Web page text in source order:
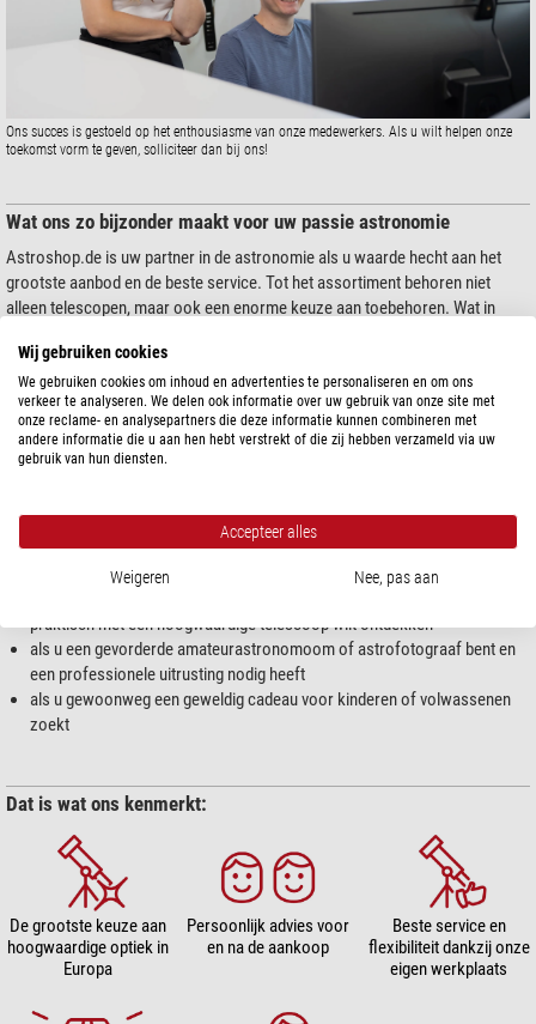
Ons succes is gestoeld op het enthousiasme van onze medewerkers. Als u wilt helpen onze
toekomst vorm te geven, solliciteer dan bij ons!
Wat ons zo bijzonder maakt voor uw passie astronomie
Astroshop.de is uw partner in de astronomie als u waarde hecht aan het
grootste aanbod en de beste service. Tot het assortiment behoren niet
alleen telescopen, maar ook een enorme keuze aan toebehoren. Wat in
Ben Schwarz is nu de grootste dealer van telescopen in Europa, met meer
dan 120 medewerkers en vestigingen en showrooms in acht landen.
Astroshop.be is perfect:
verrekijker voor u het meest geschikt is
als u een groot natuurliefhebber bent en het universum eindelijk met
eigen ogen wilt beleven
praktisch met een hoogwaardige telescoop wilt ontdekken
als u een gevorderde amateurastronomoom of astrofotograaf bent en
een professionele uitrusting nodig heeft
als u gewoonweg een geweldig cadeau voor kinderen of volwassenen
zoekt
Dat is wat ons kenmerkt:
De grootste keuze aan
hoogwaardige optiek in
Europa
Persoonlijk advies voor
en na de aankoop
Beste service en
flexibiliteit dankzij onze
eigen werkplaats
Wij gebruiken cookies
We gebruiken cookies om inhoud en advertenties te personaliseren en om ons
verkeer te analyseren. We delen ook informatie over uw gebruik van onze site met
onze reclame- en analysepartners die deze informatie kunnen combineren met
andere informatie die u aan hen hebt verstrekt of die zij hebben verzameld via uw
gebruik van hun diensten.
Accepteer alles
Weigeren Nee, pas aan